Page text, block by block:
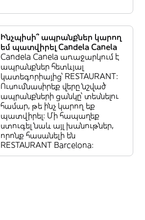
Ինչպիսի՞ ապրանքներ կարող
եմ պատվիրել Candela Canela
Candela Canela առաջարկում է
ապրանքներ հետևյալ
կատեգորիայից՝ RESTAURANT:
Ուսումնասիրեք վերը նշված
ապրանքների ցանկը՝ տեսնելու
համար, թե ինչ կարող եք
պատվիրել: Մի հապաղեք
ստուգել նաև այլ խանութներ,
որոնք հասանելի են
RESTAURANT Barcelona: